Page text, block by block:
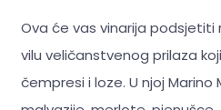
Ova će vas vinarija podsjetiti
vilu veličanstvenog prilaza
čempresi i loze. U njoj Marino